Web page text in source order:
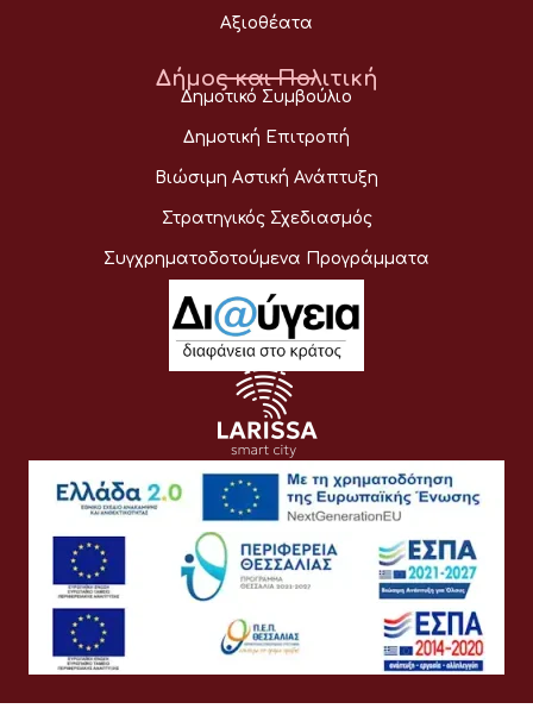
Αξιοθέατα
Δήμος και Πολιτική
Δημοτικό Συμβούλιο
Δημοτική Επιτροπή
Βιώσιμη Αστική Ανάπτυξη
Στρατηγικός Σχεδιασμός
Συγχρηματοδοτούμενα Προγράμματα